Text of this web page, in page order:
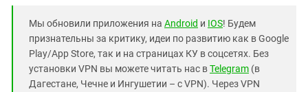
Мы обновили приложения на Android и IOS! Будем
признательны за критику, идеи по развитию как в Google
Play/App Store, так и на страницах КУ в соцсетях. Без
установки VPN вы можете читать нас вTelegram (в
Дагестане, Чечне и Ингушетии – с VPN). Через VPN